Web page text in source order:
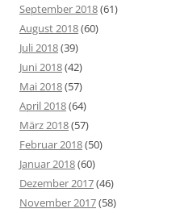
September 2018(61)
August 2018(60)
Juli 2018(39)
Juni 2018(42)
Mai 2018(57)
April 2018(64)
März 2018(57)
Februar 2018(50)
Januar 2018(60)
Dezember 2017(46)
November 2017(58)